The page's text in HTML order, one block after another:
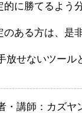
に勝てるよう
ある方は、是
放せないツール
・講師：カズヤ